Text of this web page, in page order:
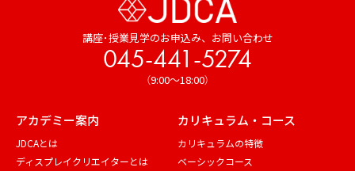
講座･授業見学のお申込み、 お問い合わせ
045-441-5274
（9:00～18:00）
アカデミー案内
JDCAとは
ディスプレイクリエイターとは
カリキュラム・コース
カリキュラムの特徴
ベーシックコース